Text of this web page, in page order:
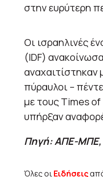
στην ευρύτερη
Οι ισραηλινές
(IDF)
αναχαιτίστηκαν
πύραυλοι –
με τους Times
υπήρξαν
Πηγή: ΑΠΕ-ΜΠΕ,
Όλες οιΕιδήσεις